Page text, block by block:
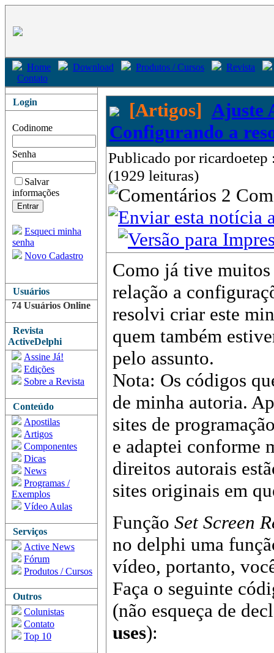
Home Download Produtos / Cursos
Revista
Contato
Login
Codinome
Senha
Salvar
informações
Esqueci minha
senha
Novo Cadastro
Usuários
74 Usuários Online
Revista
ActiveDelphi
Assine Já!
Edições
Sobre a Revista
Conteúdo
Apostilas
Artigos
Componentes
Dicas
News
Programas /
Exemplos
Vídeo Aulas
Serviços
Active News
Fórum
Produtos / Cursos
Outros
Colunistas
Contato
Top 10
[Artigos] Ajuste
Configurando a
Publicado por ricardoetep
(1929 leituras)
2
Como já tive muitos
relação a
resolvi criar este
quem também
pelo assunto.
Nota: Os códigos
de minha autoria.
sites de
e adaptei conforme
direitos autorais
sites originais em
Função Set Screen
no delphi uma
vídeo, portanto,
Faça o seguinte
(não esqueça de
uses):